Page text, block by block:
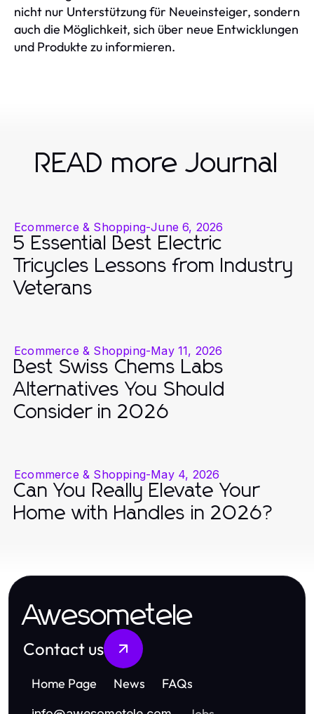
nicht nur Unterstützung für Neueinsteiger, sondern
auch die Möglichkeit, sich über neue Entwicklungen
und Produkte zu informieren.
READ more Journal
Ecommerce & Shopping-June 6, 2026
5 Essential Best Electric
Tricycles Lessons from Industry
Veterans
Ecommerce & Shopping-May 11, 2026
Best Swiss Chems Labs
Alternatives You Should
Consider in 2026
Ecommerce & Shopping-May 4, 2026
Can You Really Elevate Your
Home with Handles in 2026?
Awesometele
Contact us
Home Page News FAQs